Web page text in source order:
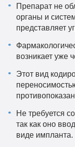
Препарат не
органы и
представляет
возникает уже
Этот вид
Не требуется
так как оно
виде импланта.